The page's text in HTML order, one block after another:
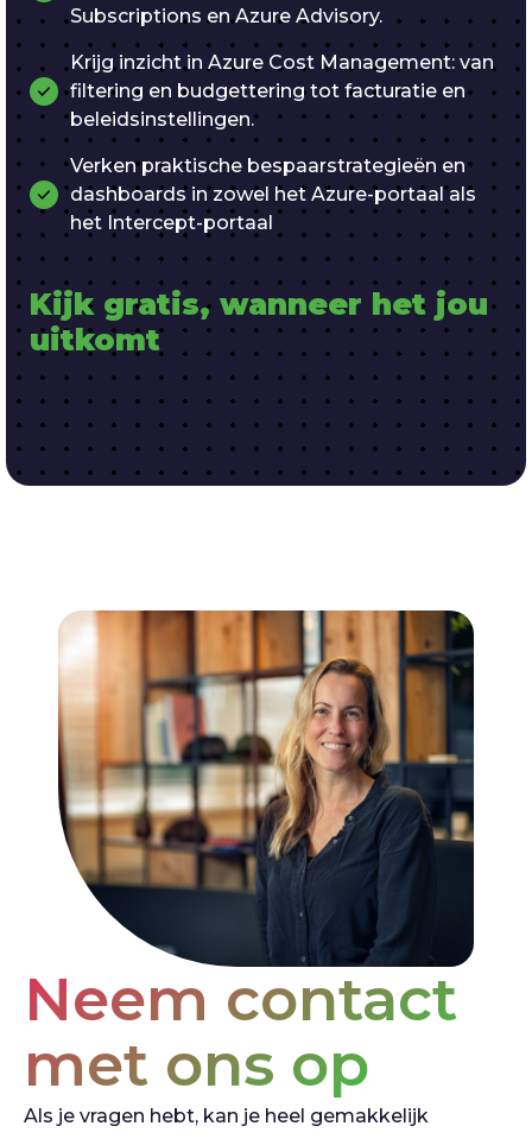
Subscriptions en Azure Advisory.
Krijg inzicht in Azure Cost Management: van
filtering en budgettering tot facturatie en
beleidsinstellingen.
Verken praktische bespaarstrategieën en
dashboards in zowel het Azure-portaal als
het Intercept-portaal
Kijk gratis, wanneer het jou
uitkomt
Neem contact
met ons op
Als je vragen hebt, kan je heel gemakkelijk